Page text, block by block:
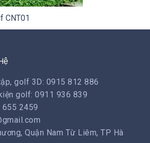
CNT01
golf 3D: 0915 812 886
golf: 0911 936 839
655 2459
Quận Nam Từ Liêm, TP Hà